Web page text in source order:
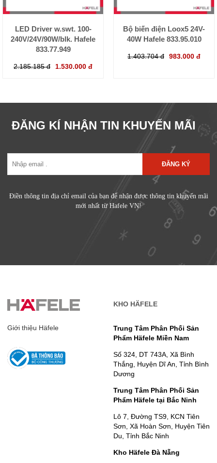
LED Driver w.swt. 100-
240V/24V/90W/blk. Hafele
833.77.949
2.185.185 đ 1.530.000 đ
Bộ biến điện Loox5 24V-
40W Hafele 833.95.010
1.403.704 đ 983.000 đ
ĐĂNG KÍ NHẬN TIN KHUYẾN MÃI
ĐĂNG KÝ
Điền thông tin địa chỉ email của bạn để nhận được thông tin khuyến mãi
mới nhất từ Hafele VN!
Giới thiệu Häfele
KHO HÄFELE
Trung Tâm Phân Phối Sản
Phẩm Häfele Miền Nam
Số 324, DT 743A, Xã Bình
Thắng, Huyện Dĩ An, Tỉnh Bình
Dương
Trung Tâm Phân Phối Sản
Phẩm Häfele tại Bắc Ninh
Lô 7, Đường TS9, KCN Tiên
Sơn, Xã Hoàn Sơn, Huyện Tiên
Du, Tỉnh Bắc Ninh
Kho Häfele Đà Nẵng